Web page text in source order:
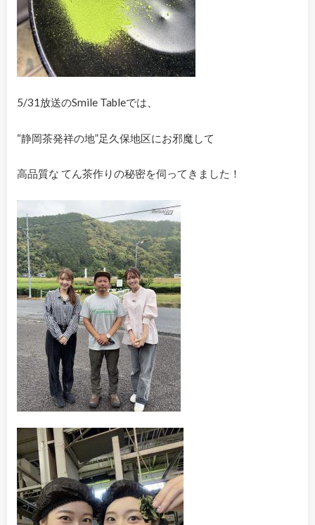
5/31放送のSmile Tableでは、
“静岡茶発祥の地”足久保地区にお邪魔して
高品質な てん茶作りの秘密を伺ってきました！